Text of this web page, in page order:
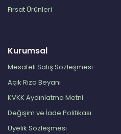
Fırsat Ürünleri
Kurumsal
Mesafeli Satış Sözleşmesi
Açık Rıza Beyanı
KVKK Aydınlatma Metni
Değişim ve İade Politikası
Üyelik Sözleşmesi